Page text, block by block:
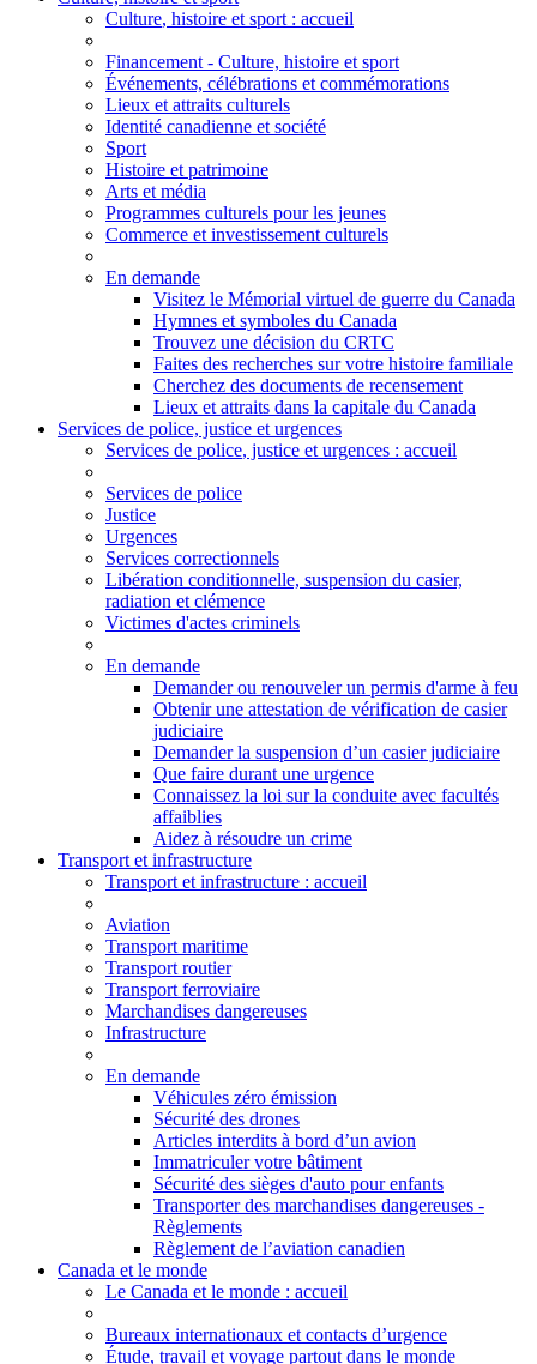
Culture, histoire et sport : accueil
Financement - Culture, histoire et sport
Événements, célébrations et commémorations
Lieux et attraits culturels
Identité canadienne et société
Sport
Histoire et patrimoine
Arts et média
Programmes culturels pour les jeunes
Commerce et investissement culturels
En demande
Visitez le Mémorial virtuel de guerre du Canada
Hymnes et symboles du Canada
Trouvez une décision du CRTC
Faites des recherches sur votre histoire familiale
Cherchez des documents de recensement
Lieux et attraits dans la capitale du Canada
Services de police, justice et urgences
Services de police, justice et urgences : accueil
Services de police
Justice
Urgences
Services correctionnels
Libération conditionnelle, suspension du casier,
radiation et clémence
Victimes d'actes criminels
En demande
Demander ou renouveler un permis d'arme à feu
Obtenir une attestation de vérification de casier
judiciaire
Demander la suspension d’un casier judiciaire
Que faire durant une urgence
Connaissez la loi sur la conduite avec facultés
affaiblies
Aidez à résoudre un crime
Transport et infrastructure
Transport et infrastructure : accueil
Aviation
Transport maritime
Transport routier
Transport ferroviaire
Marchandises dangereuses
Infrastructure
En demande
Véhicules zéro émission
Sécurité des drones
Articles interdits à bord d’un avion
Immatriculer votre bâtiment
Sécurité des sièges d'auto pour enfants
Transporter des marchandises dangereuses -
Règlements
Règlement de l’aviation canadien
Canada et le monde
Le Canada et le monde : accueil
Bureaux internationaux et contacts d’urgence
Étude, travail et voyage partout dans le monde